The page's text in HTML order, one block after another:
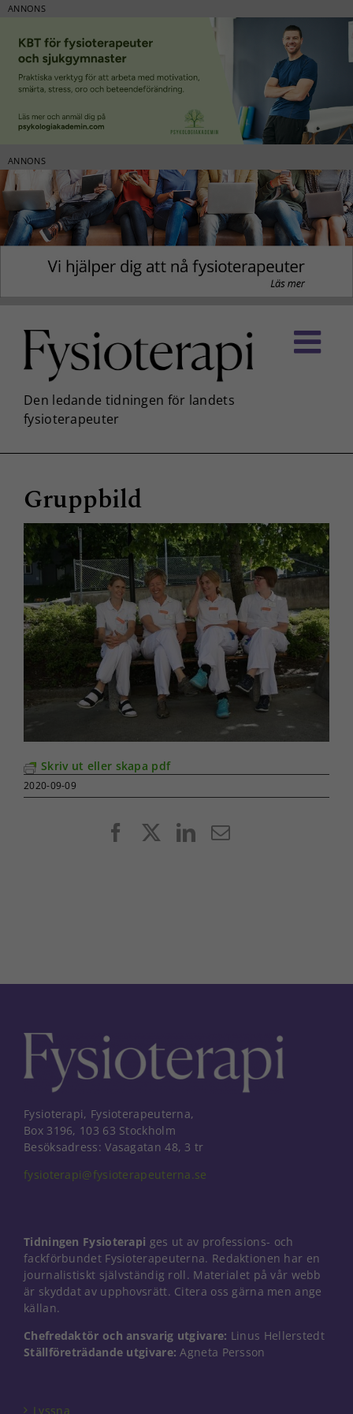
ANNONS
ANNONS
innehållet
Gruppbild
Skriv ut eller skapa pdf
2020-09-09
FacebookLinkedIn
E-
Fysioterapi, Fysioterapeuterna,
Box 3196, 103 63 Stockholm
Besöksadress: Vasagatan 48, 3 tr
fysioterapi@fysioterapeuterna.se
Tidningen Fysioterapi ges ut av professions- och
fackförbundet Fysioterapeuterna. Redaktionen har en
journalistiskt självständig roll. Materialet på vår webb
är skyddat av upphovsrätt. Citera oss gärna men ange
källan.
Chefredaktör och ansvarig utgivare: Linus Hellerstedt
Ställföreträdande utgivare: Agneta Persson
Lyssna
Nödvändiga